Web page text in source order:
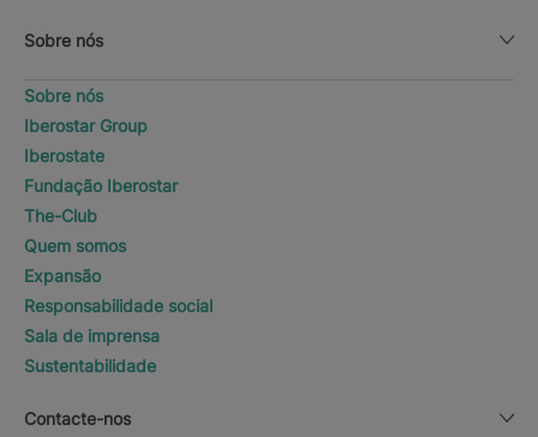
Sobre nós
Sobre nós
Iberostar Group
Iberostate
Fundação Iberostar
The-Club
Quem somos
Expansão
Responsabilidade social
Sala de imprensa
Sustentabilidade
Contacte-nos